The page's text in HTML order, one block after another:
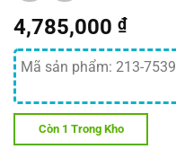
4,785,000 ₫
Mã sản phẩm: 213-7539
Còn 1 Trong Kho